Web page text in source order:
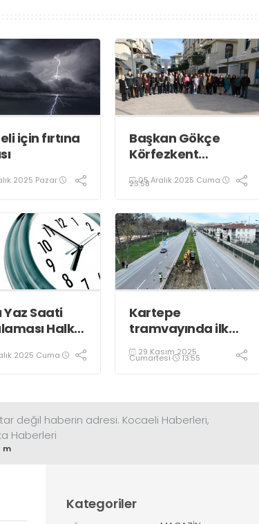
için fırtına
2025 Pazar
Başkan Gökçe
Körfezkent
Oldu
05 Aralık 2025 Cuma
23:58
Yaz Saati
Halkın
2025 Cuma
Kartepe
tramvayında ilk
kepçe vuruldu
29 Kasım 2025
Cumartesi 13:55
değil haberin adresi. Kocaeli Haberleri,
Haberleri
Kategoriler